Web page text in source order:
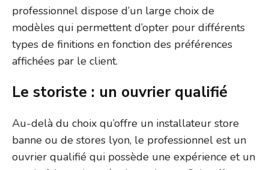
professionnel dispose d’un large choix de
modèles qui permettent d’opter pour différents
types de finitions en fonction des préférences
affichées par le client.
Le storiste : un ouvrier qualifié
Au-delà du choix qu’offre un installateur store
banne ou de stores lyon, le professionnel est un
ouvrier qualifié qui possède une expérience et un